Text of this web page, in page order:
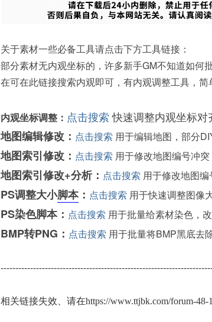
关于素材一些必备工具请点击下方工具链接：
部分素材无内观坐标的，许多新手GM不知道如何
在可在此链接搜索内观即可，有内观调整工具，简
内观坐标调整： 点击搜索快速调整内观坐标对
地图编辑修改： 点击搜索 用于编辑地图，部分
地图索引修改： 点击搜索 用于修改地图编号冲突
地图索引修改+分析： 点击搜索 用于修改地图编
PS调整大小脚本： 点击搜索 用于快速调整图像
PS染色脚本： 点击搜索 用于批量给素材染色，
BMP转PNG： 点击搜索 用于批量将BMP黑底去
相关链接失效、请在https://www.ttjbk.com/forum-48-